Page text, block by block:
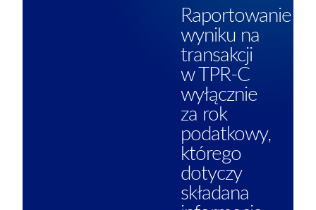
Raportowanie
wyniku na
transakcji
w TPR-C
wyłącznie
za rok
podatkowy,
którego
dotyczy
składana